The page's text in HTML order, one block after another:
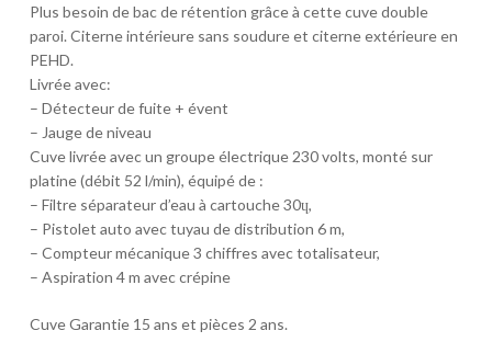
Plus besoin de bac de rétention grâce à cette cuve double
paroi. Citerne intérieure sans soudure et citerne extérieure en
PEHD.
Livrée avec:
– Détecteur de fuite + évent
– Jauge de niveau
Cuve livrée avec un groupe électrique 230 volts, monté sur
platine (débit 52 l/min), équipé de :
– Filtre séparateur d’eau à cartouche 30ɥ,
– Pistolet auto avec tuyau de distribution 6 m,
– Compteur mécanique 3 chiffres avec totalisateur,
– Aspiration 4 m avec crépine
Cuve Garantie 15 ans et pièces 2 ans.